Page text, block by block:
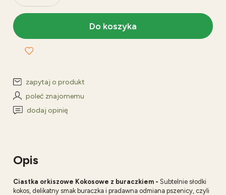
Do koszyka
zapytaj o produkt
poleć znajomemu
dodaj opinię
Opis
Ciastka orkiszowe Kokosowe z buraczkiem - Subtelnie słodki
kokos, delikatny smak buraczka i pradawna odmiana pszenicy, czyli